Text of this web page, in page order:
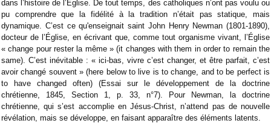
dans l’histoire de l’Église. De tout temps, des catholiques n’ont pas voulu ou
pu comprendre que la fidélité à la tradition n’était pas statique, mais
dynamique. C’est ce qu'enseignait saint John Henry Newman (1801-1890),
docteur de l’Église, en écrivant que, comme tout organisme vivant, l’Église
« change pour rester la même » (it changes with them in order to remain the
same). C’est inévitable : « ici-bas, vivre c’est changer, et être parfait, c’est
avoir changé souvent » (here below to live is to change, and to be perfect is
to have changed often) (Essai sur le développement de la doctrine
chrétienne, 1845, Section 1, p. 33, n°7). Pour Newman, la doctrine
chrétienne, qui s’est accomplie en Jésus-Christ, n’attend pas de nouvelle
révélation, mais se développe, en faisant apparaître des éléments latents.